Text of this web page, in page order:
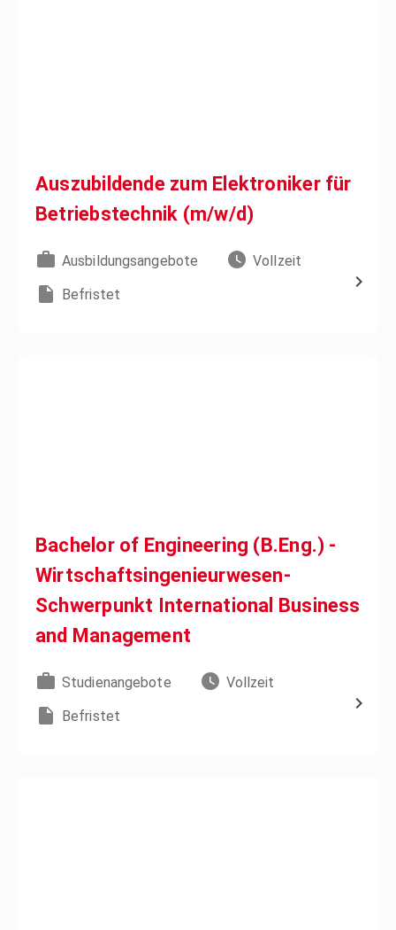
Auszubildende zum Elektroniker für
Betriebstechnik (m/w/d)
Ausbildungsangebote Vollzeit
Befristet
Bachelor of Engineering (B.Eng.) -
Wirtschaftsingenieurwesen-
Schwerpunkt International Business
and Management
Studienangebote Vollzeit
Befristet